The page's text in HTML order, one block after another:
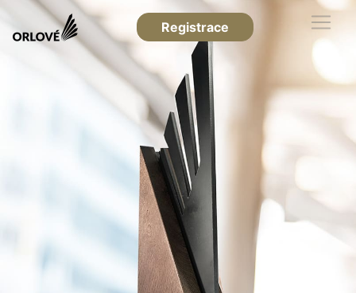
Registrace